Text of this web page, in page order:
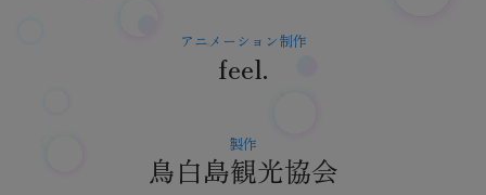
アニメーション制作
feel.
製作
鳥白島観光協会